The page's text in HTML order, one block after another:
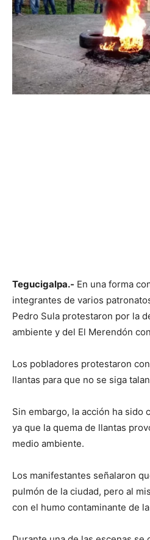
Tegucigalpa.- En una forma
integrantes de varios
Pedro Sula protestaron por la
ambiente y del El Merendón
Los pobladores protestaron
llantas para que no se siga
Sin embargo, la acción ha sido
ya que la quema de llantas
medio ambiente.
Los manifestantes señalaron
pulmón de la ciudad, pero al
con el humo contaminante de